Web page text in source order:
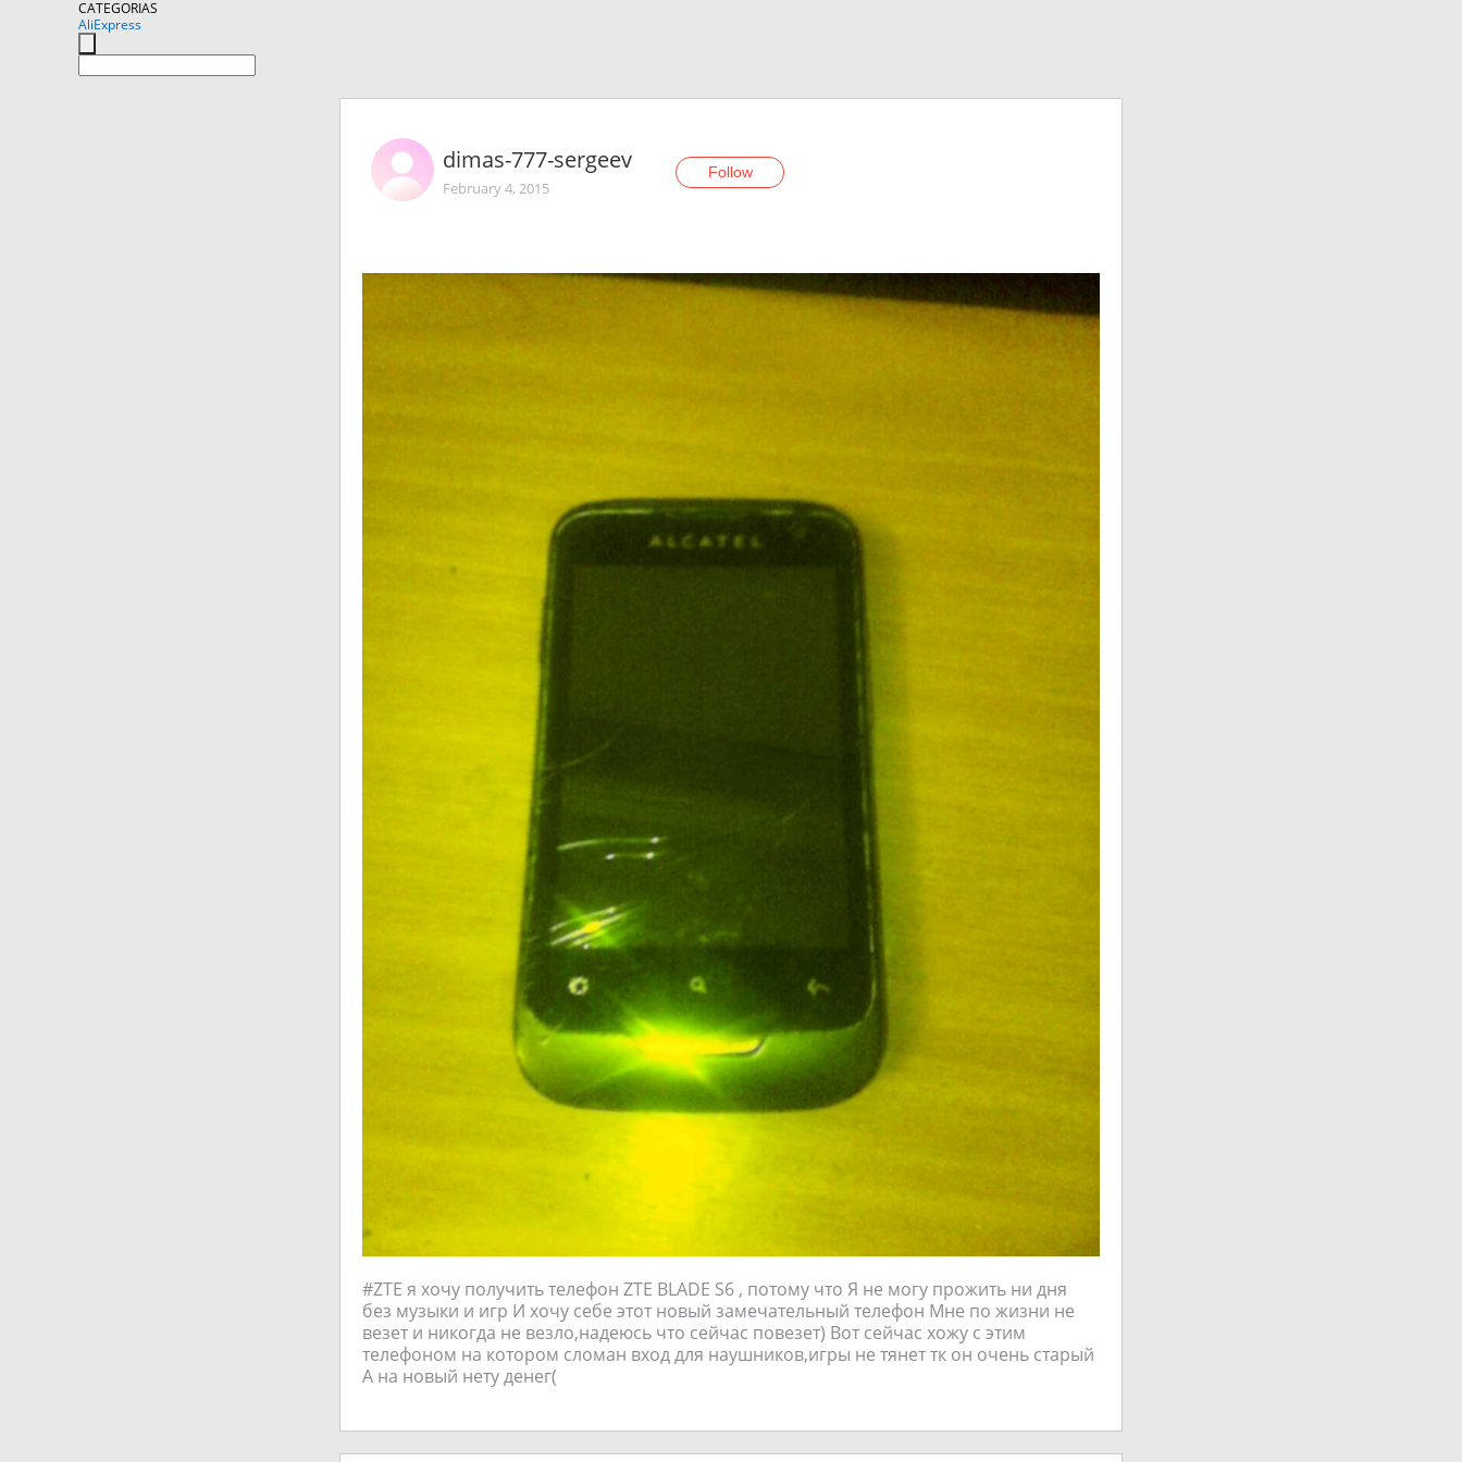
CATEGORIAS
AliExpress
dimas-777-sergeev
February 4, 2015
Follow
#ZTE я хочу получить телефон ZTE BLADE S6 , потому что Я не могу прожить ни дня
без музыки и игр И хочу себе этот новый замечательный телефон Мне по жизни не
везет и никогда не везло,надеюсь что сейчас повезет) Вот сейчас хожу с этим
телефоном на котором сломан вход для наушников,игры не тянет тк он очень старый
А на новый нету денег(